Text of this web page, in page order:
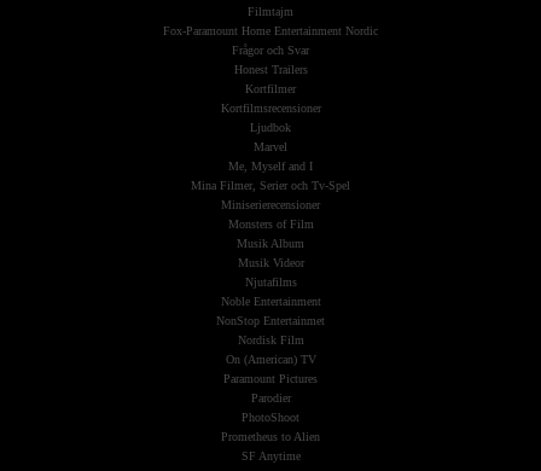
Filmtajm
Fox-Paramount Home Entertainment Nordic
Frågor och Svar
Honest Trailers
Kortfilmer
Kortfilmsrecensioner
Ljudbok
Marvel
Me, Myself and I
Mina Filmer, Serier och Tv-Spel
Miniserierecensioner
Monsters of Film
Musik Album
Musik Videor
Njutafilms
Noble Entertainment
NonStop Entertainmet
Nordisk Film
On (American) TV
Paramount Pictures
Parodier
PhotoShoot
Prometheus to Alien
SF Anytime